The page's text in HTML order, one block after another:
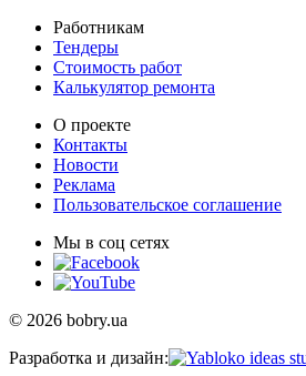
Работникам
Тендеры
Стоимость работ
Калькулятор ремонта
О проекте
Контакты
Новости
Реклама
Пользовательское соглашение
Мы в соц сетях
© 2026 bobry.ua
Разработка и дизайн: